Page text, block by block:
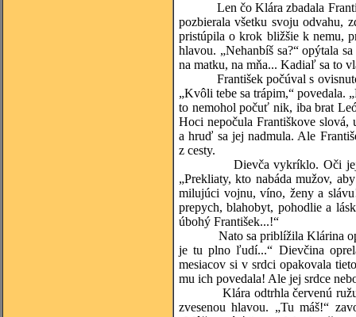
Len čo Klára zbadala
pozbierala všetku svoju odvahu,
pristúpila o krok bližšie k nemu,
hlavou. „Nehanbíš sa?“ opýtala
na matku, na mňa... Kadiaľ sa to
František počúval s ovisnutou
„Kvôli tebe sa trápim,“ povedala.
to nemohol počuť nik, iba brat
Hoci nepočula Františkove
a hruď sa jej nadmula. Ale
z cesty.
Dievča vykríklo. Oči jej
„Prekliaty, kto nabáda mužov,
milujúci vojnu, víno, ženy a
prepych, blahobyt, pohodlie a
úbohý František...!“
Nato sa priblížila Klárina
je tu plno ľudí...“ Dievčina
mesiacov si v srdci opakovala
mu ich povedala! Ale jej srdce
Klára odtrhla červenú ružu,
zvesenou hlavou. „Tu máš!“